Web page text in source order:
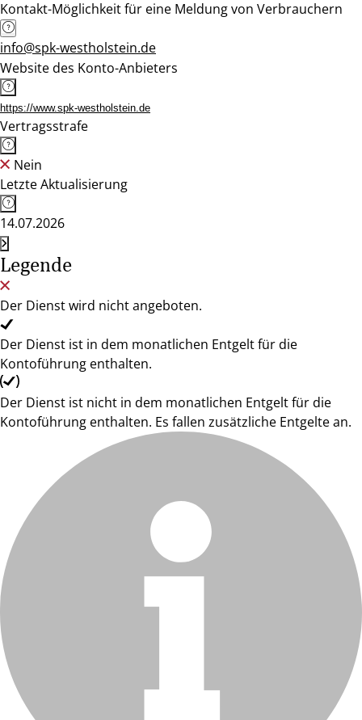
Kontakt-Möglichkeit für eine Meldung von Verbrauchern
info@spk-westholstein.de
Website des Konto-Anbieters
https://www.spk-westholstein.de
Vertragsstrafe
Nein
Letzte Aktualisierung
14.07.2026
Legende
Der Dienst wird nicht angeboten.
Der Dienst ist in dem monatlichen Entgelt für die
Kontoführung enthalten.
Der Dienst ist nicht in dem monatlichen Entgelt für die
Kontoführung enthalten. Es fallen zusätzliche Entgelte an.